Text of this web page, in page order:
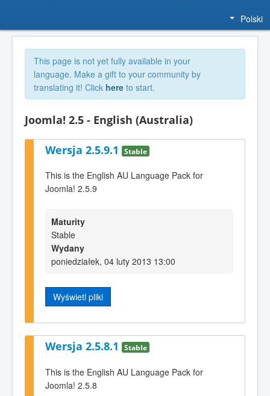
Polski
This page is not yet fully available in your
language. Make a gift to your community by
translating it! Click here to start.
Joomla! 2.5 - English (Australia)
Wersja 2.5.9.1 Stable
This is the English AU Language Pack for
Joomla! 2.5.9
Maturity
Stable
Wydany
poniedziałek, 04 luty 2013 13:00
Wyświetl pliki
Wersja 2.5.8.1 Stable
This is the English AU Language Pack for
Joomla! 2.5.8